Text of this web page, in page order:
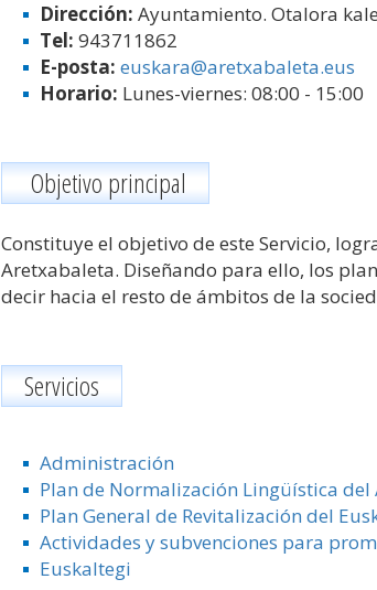
Dirección: Ayuntamiento. Otalora
Tel: 943711862
E-posta: euskara@aretxabaleta.eus
Horario: Lunes-viernes: 08:00 - 15:00
Objetivo principal
Constituye el objetivo de este Servicio,
Aretxabaleta. Diseñando para ello, los
decir hacia el resto de ámbitos de la
Servicios
Administración
Plan de Normalización Lingüística
Plan General de Revitalización del
Actividades y subvenciones para
Euskaltegi